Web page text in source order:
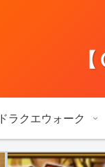
ドラクエウォーク